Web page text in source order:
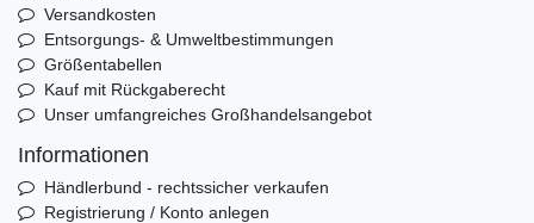
Versandkosten
Entsorgungs- & Umweltbestimmungen
Größentabellen
Kauf mit Rückgaberecht
Unser umfangreiches Großhandelsangebot
Informationen
Händlerbund - rechtssicher verkaufen
Registrierung / Konto anlegen